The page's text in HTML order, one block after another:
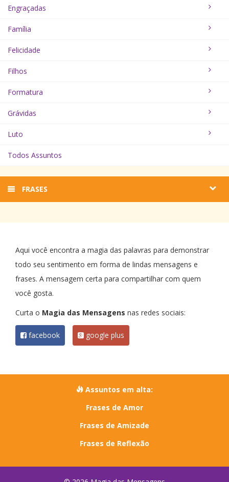
Engraçadas
Família
Felicidade
Filhos
Formatura
Grávidas
Luto
Todos Assuntos
FRASES
Aqui você encontra a magia das palavras para demonstrar
todo seu sentimento em forma de lindas mensagens e
frases. A mensagem certa para compartilhar com quem
você gosta.
Curta o Magia das Mensagens nas redes sociais:
facebook google plus
Assuntos em alta:
Frases de Amor
Frases de Amizade
Frases de Reflexão